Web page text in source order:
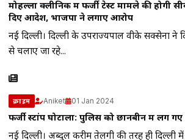
मोहल्ला क्लीनिक में फर्जी टेस्ट मामले की होगी
दिए आदेश, भाजपा ने लगाए आरोप
नई दिल्ली। दिल्ली के उपराज्यपाल वीके सक्सेना ने
से चलाए जा रहे...
क्राइम Aniket 01 Jan 2024
फर्जी स्टांप घोटाला: पुलिस को छानबीन में लग
नई दिल्ली। अब्दुल करीम तेलगी की तरह ही दिल्ली में